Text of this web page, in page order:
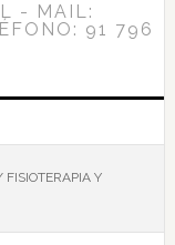
- MAIL:
91 796
FISIOTERAPIA Y